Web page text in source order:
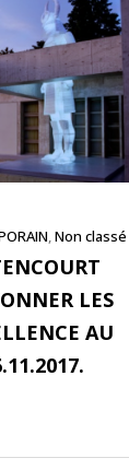
,Non classé
LES
AU